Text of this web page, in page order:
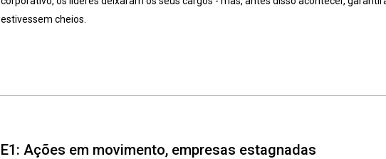
estivessem cheios.
E1: Ações em movimento, empresas estagnadas